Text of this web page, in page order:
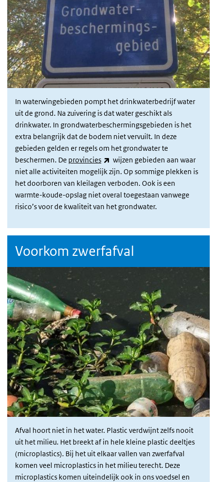
In waterwingebieden pompt het drinkwaterbedrijf water
uit de grond. Na zuivering is dat water geschikt als
drinkwater. In grondwaterbeschermingsgebieden is het
extra belangrijk dat de bodem niet vervuilt. In deze
gebieden gelden er regels om het grondwater te
beschermen. De provincies (link is external)
wijzen gebieden aan waar
niet alle activiteiten mogelijk zijn. Op sommige plekken is
het doorboren van kleilagen verboden. Ook is een
warmte-koude-opslag niet overal toegestaan vanwege
risico’s voor de kwaliteit van het grondwater.
Voorkom zwerfafval
Afval hoort niet in het water. Plastic verdwijnt zelfs nooit
uit het milieu. Het breekt af in hele kleine plastic deeltjes
(microplastics). Bij het uit elkaar vallen van zwerfafval
komen veel microplastics in het milieu terecht. Deze
microplastics komen uiteindelijk ook in ons voedsel en